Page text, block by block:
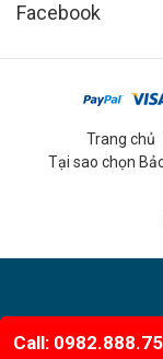
Facebook
Trang chủ
Tại sao chọn
Call: